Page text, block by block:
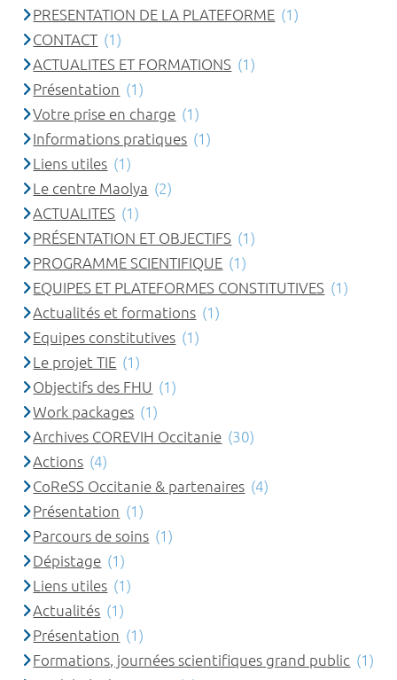
PRESENTATION DE LA PLATEFORME (1)
CONTACT (1)
ACTUALITES ET FORMATIONS (1)
Présentation (1)
Votre prise en charge (1)
Informations pratiques (1)
Liens utiles (1)
Le centre Maolya (2)
ACTUALITES (1)
PRÉSENTATION ET OBJECTIFS (1)
PROGRAMME SCIENTIFIQUE (1)
EQUIPES ET PLATEFORMES CONSTITUTIVES (1)
Actualités et formations (1)
Equipes constitutives (1)
Le projet TIE (1)
Objectifs des FHU (1)
Work packages (1)
Archives COREVIH Occitanie (30)
Actions (4)
CoReSS Occitanie & partenaires (4)
Présentation (1)
Parcours de soins (1)
Dépistage (1)
Liens utiles (1)
Actualités (1)
Présentation (1)
Formations, journées scientifiques grand public (1)